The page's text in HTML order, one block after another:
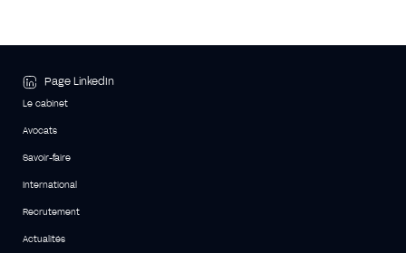
Page LinkedIn
Le cabinet
Avocats
Savoir-faire
International
Recrutement
Actualités